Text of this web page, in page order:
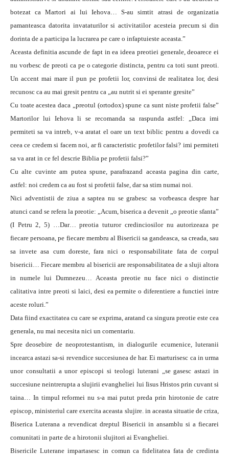
botezat ca Martori ai lui Iehova… S-au simtit atrasi de organizatia
pamanteasca datorita invataturilor si activitatilor acesteia precum si din
dorinta de a participa la lucrarea pe care o infaptuieste aceasta.”
Aceasta definitia ascunde de fapt in ea ideea preotiei generale, deoarece ei
nu vorbesc de preoti ca pe o categorie distincta, pentru ca toti sunt preoti.
Un accent mai mare il pun pe profetii lor, convinsi de realitatea lor, desi
recunosc ca au mai gresit pentru ca „au nutrit si ei sperante gresite”
Cu toate acestea daca „preotul (ortodox) spune ca sunt niste profetii false”
Martorilor lui Iehova li se recomanda sa raspunda astfel: „Daca imi
permiteti sa va intreb, v-a aratat el oare un text biblic pentru a dovedi ca
ceea ce credem si facem noi, ar fi caracteristic profetilor falsi? imi permiteti
sa va arat in ce fel descrie Biblia pe profetii falsi?”
Cu alte cuvinte am putea spune, parafrazand aceasta pagina din carte,
astfel: noi credem ca au fost si profetii false, dar sa stim numai noi.
Nici adventistii de ziua a saptea nu se grabesc sa vorbeasca despre har
atunci cand se refera la preotie: „Acum, biserica a devenit „o preotie sfanta”
(I Petru 2, 5) …Dar… preotia tuturor credinciosilor nu autorizeaza pe
fiecare persoana, pe fiecare membru al Bisericii sa gandeasca, sa creada, sau
sa invete asa cum doreste, fara nici o responsabilitate fata de corpul
bisericii… Fiecare membru al bisericii are responsabilitatea de a sluji altora
in numele lui Dumnezeu… Aceasta preotie nu face nici o distinctie
calitativa intre preoti si laici, desi ea permite o diferentiere a functiei intre
aceste roluri.”
Data fiind exactitatea cu care se exprima, aratand ca singura preotie este cea
generala, nu mai necesita nici un comentariu.
Spre deosebire de neoprotestantism, in dialogurile ecumenice, luteranii
incearca astazi sa-si revendice succesiunea de har. Ei marturisesc ca in urma
unor consultatii a unor episcopi si teologi luterani „se gasesc astazi in
succesiune neintrerupta a slujirii evangheliei lui Iisus Hristos prin cuvant si
taina… In timpul reformei nu s-a mai putut preda prin hirotonie de catre
episcop, ministeriul care exercita aceasta slujire. in aceasta situatie de criza,
Biserica Luterana a revendicat dreptul Bisericii in ansamblu si a fiecarei
comunitati in parte de a hirotonii slujitori ai Evangheliei.
Bisericile Luterane impartasesc in comun ca fidelitatea fata de credinta